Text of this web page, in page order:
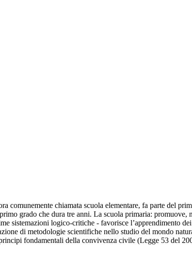
comunemente chiamata scuola elementare, fa parte del
grado che dura tre anni. La scuola primaria:
sistemazioni logico-critiche - favorisce l’apprendimento
di metodologie scientifiche nello studio del mondo
fondamentali della convivenza civile (Legge 53 del